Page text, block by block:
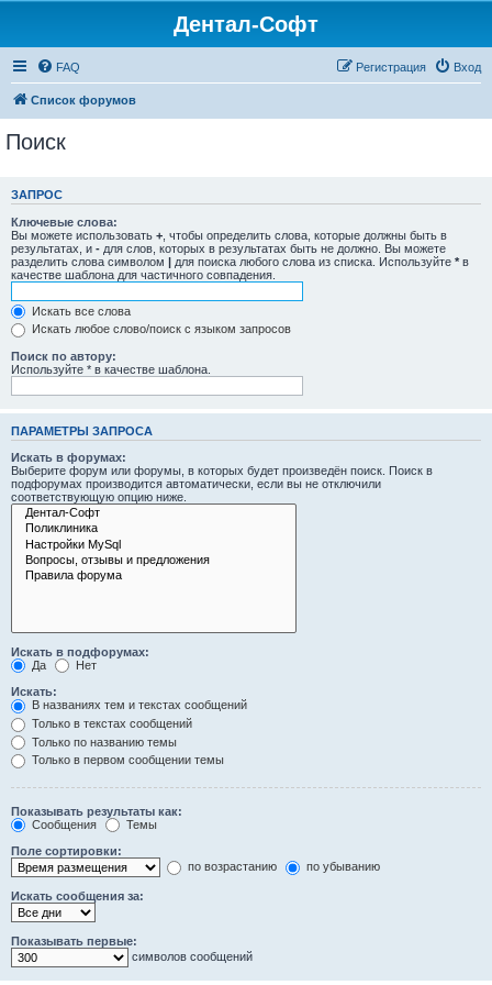
Дентал-Софт
FAQ Вход
Регистрация
Список форумов
Поиск
ЗАПРОС
Ключевые слова:
Вы можете использовать + , чтобы определить слова, которые должны быть в
результатах, и - для слов, которых в результатах быть не должно. Вы можете
разделить слова символом | для поиска любого слова из списка. Используйте * в
качестве шаблона для частичного совпадения.
Искать все слова
Искать любое слово/поиск с языком запросов
Поиск по автору:
Используйте * в качестве шаблона.
ПАРАМЕТРЫ ЗАПРОСА
Искать в форумах:
Выберите форум или форумы, в которых будет произведён поиск. Поиск в
подфорумах производится автоматически, если вы не отключили
соответствующую опцию ниже.
Искать в подфорумах:
Да
Нет
Искать:
В названиях тем и текстах сообщений
Только в текстах сообщений
Только по названию темы
Только в первом сообщении темы
Показывать результаты как:
Сообщения
Темы
Поле сортировки:
по возрастанию
по убыванию
Искать сообщения за:
Показывать первые:
символов сообщений